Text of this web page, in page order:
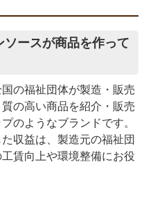
ースが商品を作って
国の福祉団体が製造・販売
の高い商品を紹介・販売
のようなブランドです。
収益は、製造元の福祉団
賃向上や環境整備にお役